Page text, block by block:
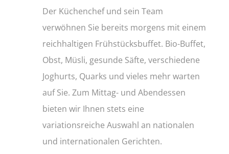
Der Küchenchef und sein Team
verwöhnen Sie bereits morgens mit einem
reichhaltigen Frühstücksbuffet. Bio-Buffet,
Obst, Müsli, gesunde Säfte, verschiedene
Joghurts, Quarks und vieles mehr warten
auf Sie. Zum Mittag- und Abendessen
bieten wir Ihnen stets eine
variationsreiche Auswahl an nationalen
und internationalen Gerichten.